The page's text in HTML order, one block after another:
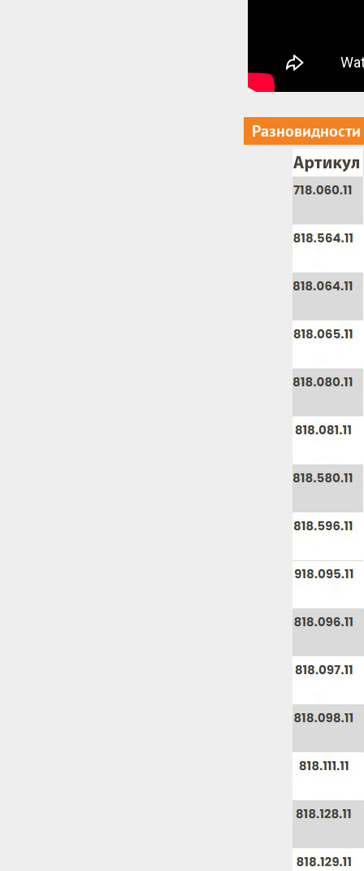
Разновидности